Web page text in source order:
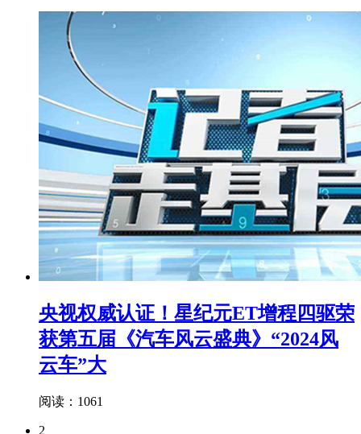
央视权威认证！星纪元ET增程四驱荣
获第五届《汽车风云盛典》“2024风
云车”大
阅读：1061
2